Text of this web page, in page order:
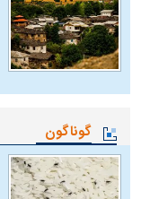
گوناگون